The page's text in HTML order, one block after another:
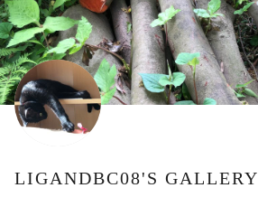
LIGANDBC08'S GALLERY